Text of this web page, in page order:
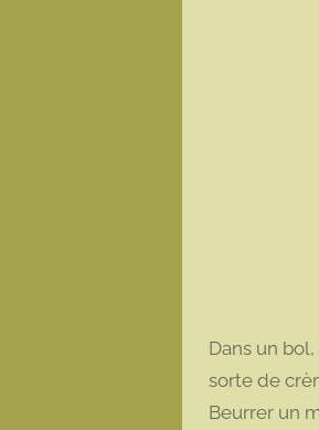
Dans un
sorte de
Beurrer un